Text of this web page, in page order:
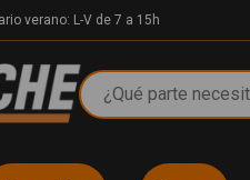
verano: L-V de 7 a 15h